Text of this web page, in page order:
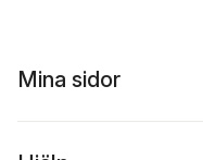
Mina sidor